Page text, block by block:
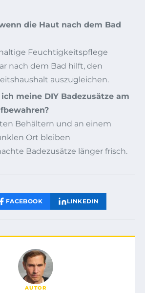
die Haut nach dem Bad
Feuchtigkeitspflege
nach dem Bad hilft, den
auszugleichen.
meine DIY Badezusätze am
Behältern und an einem
Ort bleiben
Badezusätze länger frisch.
FACEBOOK LINKEDIN
AUTOR